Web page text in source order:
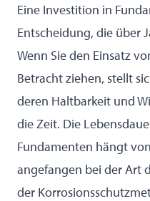
Eine Investition in
Entscheidung, die über
Wenn Sie den Einsatz
Betracht ziehen, stellt
deren Haltbarkeit und
die Zeit. Die
Fundamenten hängt
angefangen bei der Art
der